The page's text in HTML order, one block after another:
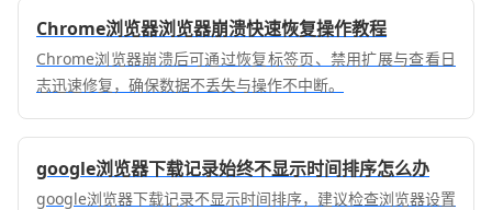
Chrome浏览器浏览器崩溃快速恢复操作教程
Chrome浏览器崩溃后可通过恢复标签页、禁用扩展与查看日
志迅速修复，确保数据不丢失与操作不中断。
google浏览器下载记录始终不显示时间排序怎么办
google浏览器下载记录不显示时间排序，建议检查浏览器设置